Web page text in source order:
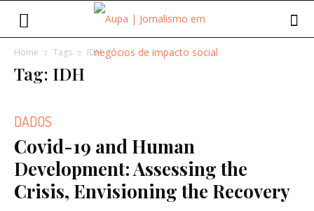
Home Tags IDH
Tag: IDH
DADOS
Covid-19 and Human
Development: Assessing the
Crisis, Envisioning the Recovery